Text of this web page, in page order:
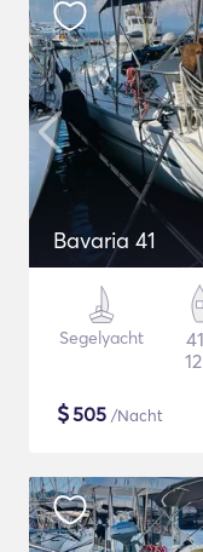
Bavaria 41
Segelyacht
$505 /Nacht